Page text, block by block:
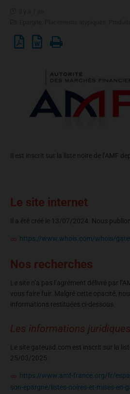
Il est inscrit sur la liste noire de l’AMF
Le site internet
Il a été créé le 13/07/2024. Nous
https://www.whois.com/whois/
Nos recherches
Le site n’a pas l’agrément délivré par
vous faire fuir. Malgré cette opacité,
informations restituées ci-dessous.
Les informations juridiques
Le site gateusd.com est inscrit sur la
25/03/2025.
https://www.amf-france.org/fr/
son-epargne/listes-noires-et-mises-en-